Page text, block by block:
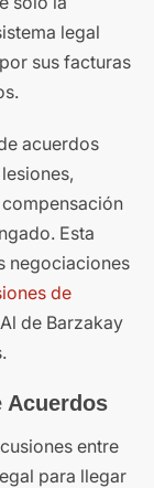
legal
sus facturas
acuerdos
Esta
negociaciones
de
de Barzakay
Acuerdos
entre
para llegar